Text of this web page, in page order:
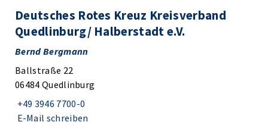
Deutsches Rotes Kreuz Kreisverband
Quedlinburg/ Halberstadt e.V.
Bernd Bergmann
Ballstraße 22
06484 Quedlinburg
+49 3946 7700-0
E-Mail schreiben